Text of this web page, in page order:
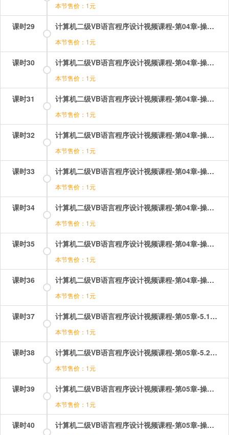
本节售价：1元
课时29 计算机二级VB语言程序设计视频课程-第04章-操作：函数的应用（1）.mp4
本节售价：1元
课时30 计算机二级VB语言程序设计视频课程-第04章-操作：函数的应用（2）.mp4
本节售价：1元
课时31 计算机二级VB语言程序设计视频课程-第04章-操作：函数运算及表达式.mp4
本节售价：1元
课时32 计算机二级VB语言程序设计视频课程-第04章-操作：变量的命名与声明.mp4
本节售价：1元
课时33 计算机二级VB语言程序设计视频课程-第04章-操作：常用函数（1）.mp4
本节售价：1元
课时34 计算机二级VB语言程序设计视频课程-第04章-操作：常用函数（2）.mp4
本节售价：1元
课时35 计算机二级VB语言程序设计视频课程-第04章-操作：常量和变量.mp4
本节售价：1元
课时36 计算机二级VB语言程序设计视频课程-第04章-操作：数据类型.mp4
本节售价：1元
课时37 计算机二级VB语言程序设计视频课程-第05章-5.1数据输入&u2014Print方法.mp4
本节售价：1元
课时38 计算机二级VB语言程序设计视频课程-第05章-5.2数据输入&u2014InputBox函数和5.3MsgBox函数和MsgBox函数5.4字形.mp4
本节售价：1元
课时39 计算机二级VB语言程序设计视频课程-第05章-操作：inputbox函数操作题.mp4
本节售价：1元
课时40 计算机二级VB语言程序设计视频课程-第05章-操作：msgbox函数和语句.mp4